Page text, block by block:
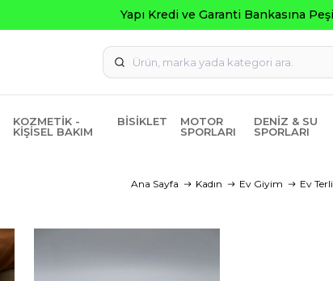
KOZMETIK -
KIŞISEL BAKIM
BISIKLET
MOTOR
SPORLARI
DENIZ & SU
SPORLARI
Ana Sayfa Kadın Ev Giyim Ev